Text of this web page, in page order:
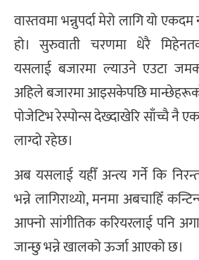
वास्तवमा भन्नुपर्दा मेरो लागि यो
हो। सुरुवाती चरणमा धेरै
यसलाई बजारमा ल्याउने एउटा
अहिले बजारमा आइसकेपछि
पोजेटिभ रेस्पोन्स देख्दाखेरि साँच्चै नै
लाग्दो रहेछ।
अब यसलाई यहीँ अन्त्य गर्ने कि
भन्ने लागिराथ्यो, मनमा अबचाहिँ
आफ्नो सांगीतिक करियरलाई पनि
जान्छु भन्ने खालको ऊर्जा आएको छ।